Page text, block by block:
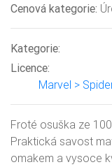
Cenová kategorie:
Kategorie:
Licence:
Marvel >
Froté osuška ze
Praktická savost
omakem a vysoce